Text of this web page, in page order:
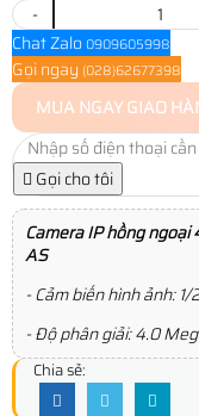
-
Chat Zalo 0909605998
Gọi ngay (028)62677398
MUA NGAYGIAO
Gọi cho tôi
Camera IP hồng
AS
- Cảm biến hình ảnh: 1/
- Độ phân giải: 4.0
Chia sẻ: